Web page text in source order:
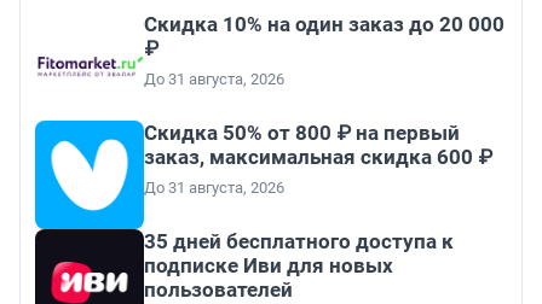
Скидка 10% на один заказ до 20 000
₽
До 31 августа, 2026
Скидка 50% от 800 ₽ на первый
заказ, максимальная скидка 600 ₽
До 31 августа, 2026
35 дней бесплатного доступа к
подписке Иви для новых
пользователей